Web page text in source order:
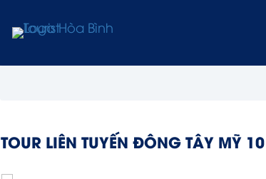
TOUR LIÊN TUYẾN ĐÔNG TÂY MỸ